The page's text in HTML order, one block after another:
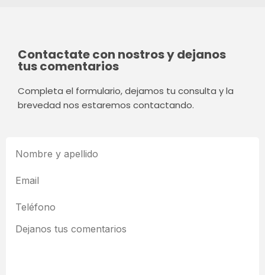
Contactate con nostros y dejanos
tus comentarios
Completa el formulario, dejamos tu consulta y la
brevedad nos estaremos contactando.